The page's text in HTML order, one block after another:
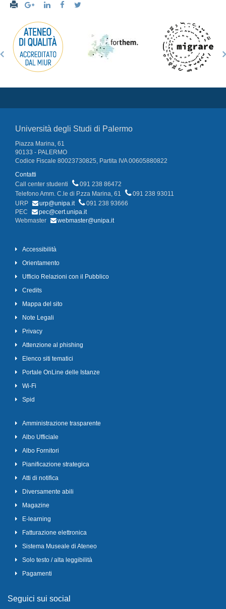
Università degli Studi di Palermo
Piazza Marina, 61
90133 - PALERMO
Codice Fiscale 80023730825, Partita IVA 00605880822
Contatti
Call center studenti
091 238 86472
Telefono Amm. C.le di P.zza Marina, 61
091 238 93011
URP
urp@unipa.it
091 238 93666
PEC
pec@cert.unipa.it
Webmaster
webmaster@unipa.it
Accessibilità
Orientamento
Ufficio Relazioni con il Pubblico
Credits
Mappa del sito
Note Legali
Privacy
Attenzione al phishing
Elenco siti tematici
Portale OnLine delle Istanze
Wi-Fi
Spid
Amministrazione trasparente
Albo Ufficiale
Albo Fornitori
Pianificazione strategica
Atti di notifica
Diversamente abili
Magazine
E-learning
Fatturazione elettronica
Sistema Museale di Ateneo
Solo testo / alta leggibilità
Pagamenti
Seguici sui social